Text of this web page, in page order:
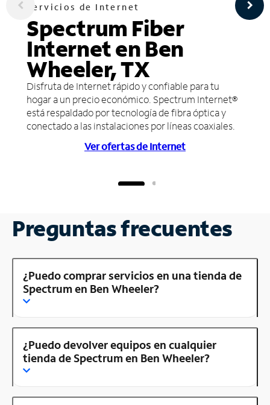
Servicios de Internet
Spectrum Fiber
Internet en Ben
Wheeler, TX
Disfruta de Internet rápido y confiable para tu
hogar a un precio económico. Spectrum Internet®
está respaldado por tecnología de fibra óptica y
conectado a las instalaciones por líneas coaxiales.
Ver ofertas de Internet
Preguntas frecuentes
¿Puedo comprar servicios en una tienda de
Spectrum en Ben Wheeler?
¿Puedo devolver equipos en cualquier
tienda de Spectrum en Ben Wheeler?